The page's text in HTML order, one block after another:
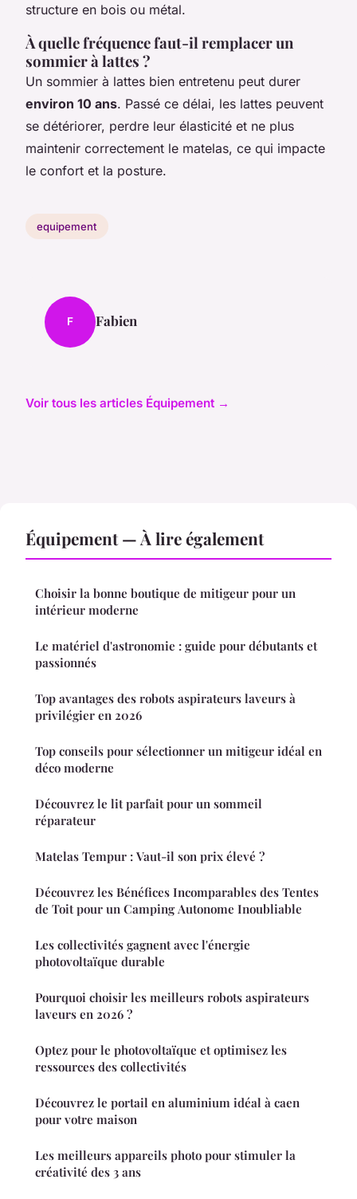
structure en bois ou métal.
À quelle fréquence faut-il remplacer un
sommier à lattes ?
Un sommier à lattes bien entretenu peut durer
environ 10 ans. Passé ce délai, les lattes peuvent
se détériorer, perdre leur élasticité et ne plus
maintenir correctement le matelas, ce qui impacte
le confort et la posture.
equipement
F Fabien
Voir tous les articles Équipement →
Équipement — À lire également
Choisir la bonne boutique de mitigeur pour un
intérieur moderne
Le matériel d'astronomie : guide pour débutants et
passionnés
Top avantages des robots aspirateurs laveurs à
privilégier en 2026
Top conseils pour sélectionner un mitigeur idéal en
déco moderne
Découvrez le lit parfait pour un sommeil
réparateur
Matelas Tempur : Vaut-il son prix élevé ?
Découvrez les Bénéfices Incomparables des Tentes
de Toit pour un Camping Autonome Inoubliable
Les collectivités gagnent avec l'énergie
photovoltaïque durable
Pourquoi choisir les meilleurs robots aspirateurs
laveurs en 2026 ?
Optez pour le photovoltaïque et optimisez les
ressources des collectivités
Découvrez le portail en aluminium idéal à caen
pour votre maison
Les meilleurs appareils photo pour stimuler la
créativité des 3 ans